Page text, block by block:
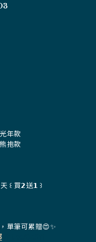
年款
抱款
買𝟮送𝟭 ꒱
單筆可累贈😍✨